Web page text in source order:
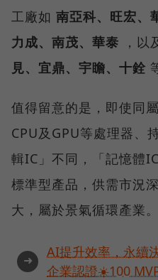
工廠如 南亞科、旺宏、
力成、南茂、華泰 ，以
見、宜鼎、宇瞻、十銓
值得留意的是，即使同
CPU及GPU等處理器、
輯IC」不同，「記憶體
標準型產品，供需市況
大，屬於景氣循環產業。
➜
AI提升效率，永續
企業認證☀️100